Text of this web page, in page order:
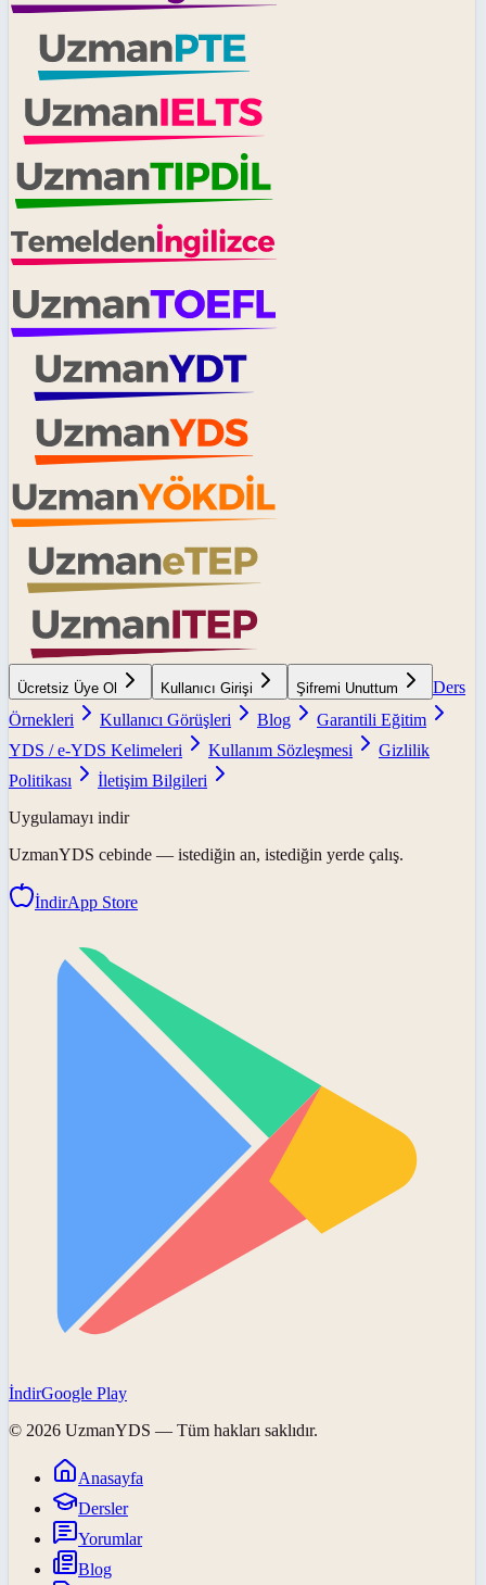
Ücretsiz Üye Ol Kullanıcı Girişi Şifremi Unuttum
Ders
Örnekleri
Kullanıcı Görüşleri Blog
Garantili Eğitim
YDS / e-YDS Kelimeleri
Kullanım Sözleşmesi
Gizlilik
Politikası
İletişim Bilgileri
Uygulamayı indir
UzmanYDS cebinde — istediğin an, istediğin yerde çalış.
İndirApp Store
İndirGoogle Play
© 2026 UzmanYDS — Tüm hakları saklıdır.
Anasayfa
Dersler
Yorumlar
Blog